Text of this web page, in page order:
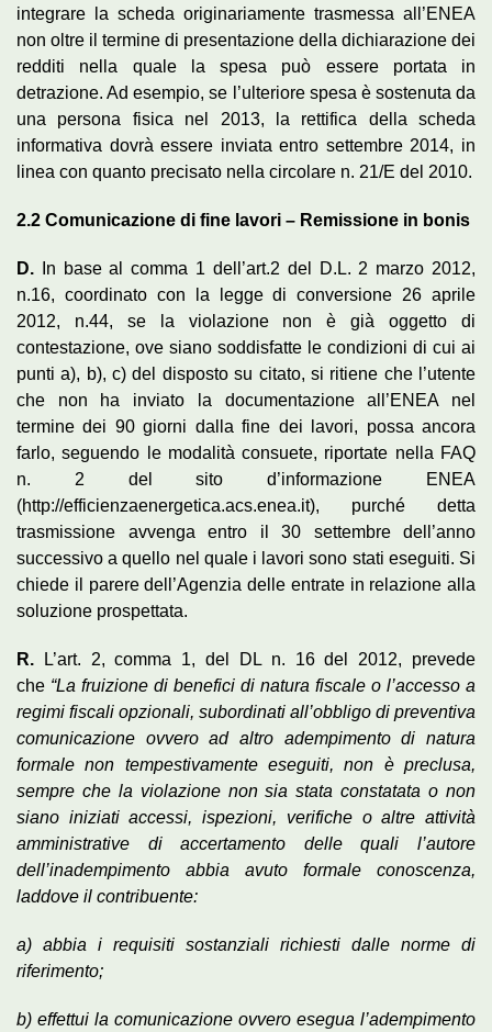
integrare la scheda originariamente trasmessa all’ENEA
non oltre il termine di presentazione della dichiarazione dei
redditi nella quale la spesa può essere portata in
detrazione. Ad esempio, se l’ulteriore spesa è sostenuta da
una persona fisica nel 2013, la rettifica della scheda
informativa dovrà essere inviata entro settembre 2014, in
linea con quanto precisato nella circolare n. 21/E del 2010.
2.2 Comunicazione di fine lavori – Remissione in bonis
D. In base al comma 1 dell’art.2 del D.L. 2 marzo 2012,
n.16, coordinato con la legge di conversione 26 aprile
2012, n.44, se la violazione non è già oggetto di
contestazione, ove siano soddisfatte le condizioni di cui ai
punti a), b), c) del disposto su citato, si ritiene che l’utente
che non ha inviato la documentazione all’ENEA nel
termine dei 90 giorni dalla fine dei lavori, possa ancora
farlo, seguendo le modalità consuete, riportate nella FAQ
n. 2 del sito d’informazione ENEA
(http://efficienzaenergetica.acs.enea.it), purché detta
trasmissione avvenga entro il 30 settembre dell’anno
successivo a quello nel quale i lavori sono stati eseguiti. Si
chiede il parere dell’Agenzia delle entrate in relazione alla
soluzione prospettata.
R. L’art. 2, comma 1, del DL n. 16 del 2012, prevede
che “La fruizione di benefici di natura fiscale o l’accesso a
regimi fiscali opzionali, subordinati all’obbligo di preventiva
comunicazione ovvero ad altro adempimento di natura
formale non tempestivamente eseguiti, non è preclusa,
sempre che la violazione non sia stata constatata o non
siano iniziati accessi, ispezioni, verifiche o altre attività
amministrative di accertamento delle quali l’autore
dell’inadempimento abbia avuto formale conoscenza,
laddove il contribuente:
a) abbia i requisiti sostanziali richiesti dalle norme di
riferimento;
b) effettui la comunicazione ovvero esegua l’adempimento